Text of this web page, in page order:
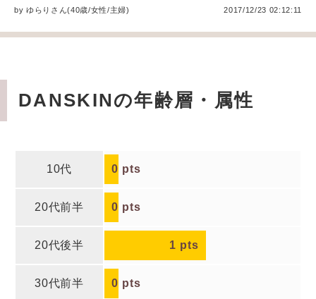
byゆらり さん(40歳/女性/主婦) 2017/12/23 02:12:11
DANSKINの年齢層・属性
10代 0 pts
20代前半 0 pts
20代後半 1 pts
30代前半 0 pts